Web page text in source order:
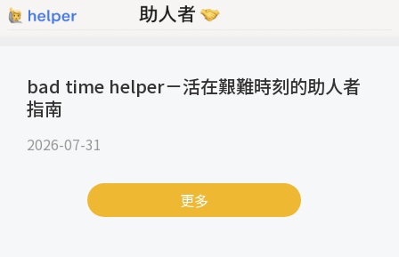
bad time helper－活在艱難時刻的助人者
指南
2026-07-31
更多